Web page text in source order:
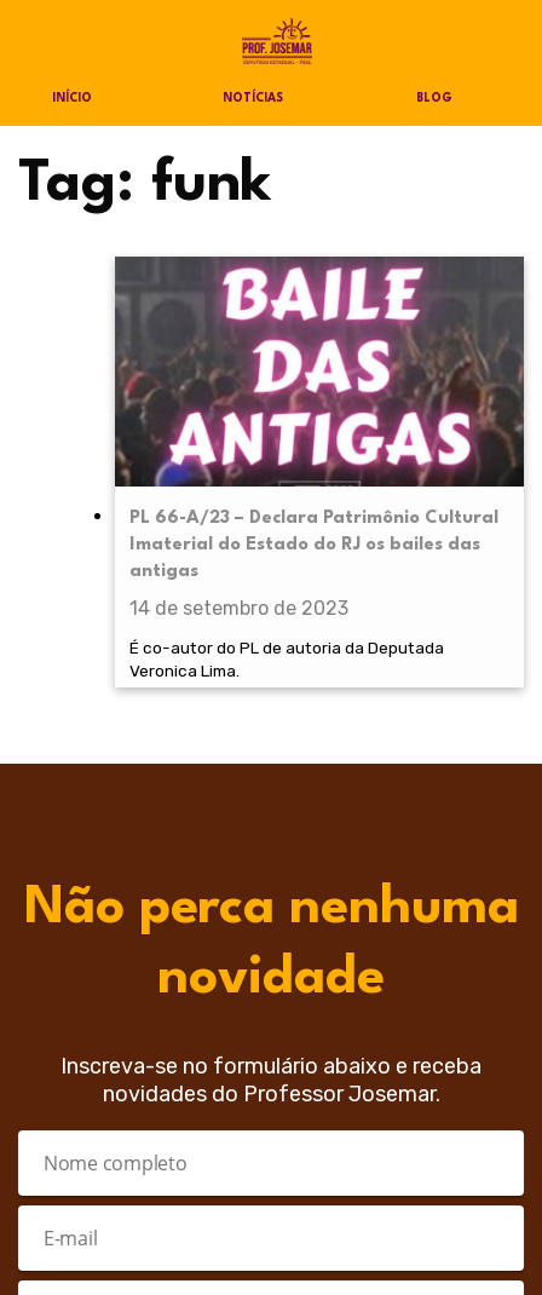
INÍCIO NOTÍCIAS BLOG
Tag: funk
PL 66-A/23 – Declara Patrimônio Cultural
Imaterial do Estado do RJ os bailes das
antigas
14 de setembro de 2023
É co-autor do PL de autoria da Deputada
Veronica Lima.
Não perca nenhuma
novidade
Inscreva-se no formulário abaixo e receba
novidades do Professor Josemar.